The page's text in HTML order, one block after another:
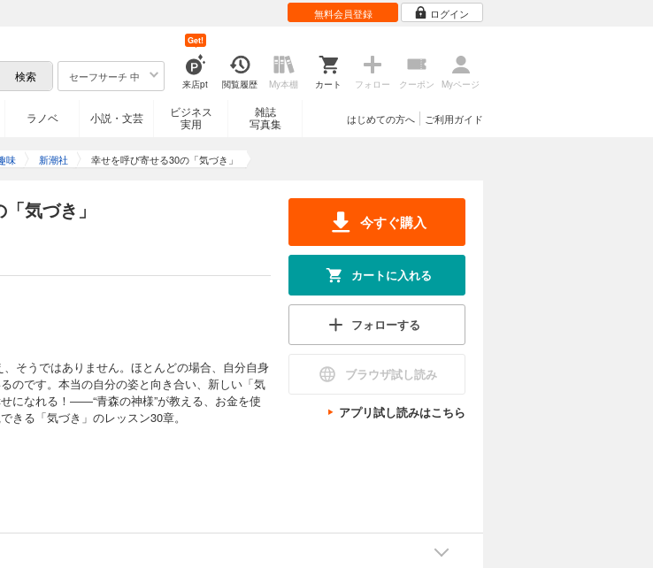
無料会員登録 ログイン
セーフサーチ 中
来店pt
Get!
閲覧履歴 My本棚 カート フォロー クーポン Myページ
ラノベ 小説・文芸
ビジネス
実用
雑誌
写真集
ご利用ガイド
はじめての方へ
味 新潮社 幸せを呼び寄せる30の「気づき」
気づき」
そうではありません。ほとんどの場合、自分自身
のです。本当の自分の姿と向き合い、新しい「気
になれる！――“青森の神様”が教える、お金を使
きる「気づき」のレッスン30章。
今すぐ購入
カートに入れる
フォローする
ブラウザ試し読み
アプリ試し読みはこちら